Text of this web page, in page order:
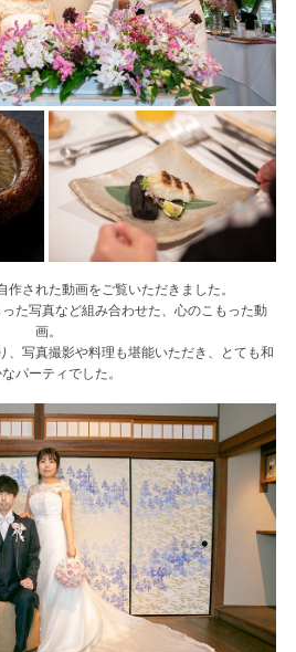
作された動画をご覧いただきました。
た写真など組み合わせた、心のこもった動
画。
、写真撮影や料理も堪能いただき、とても和
パーティでした。